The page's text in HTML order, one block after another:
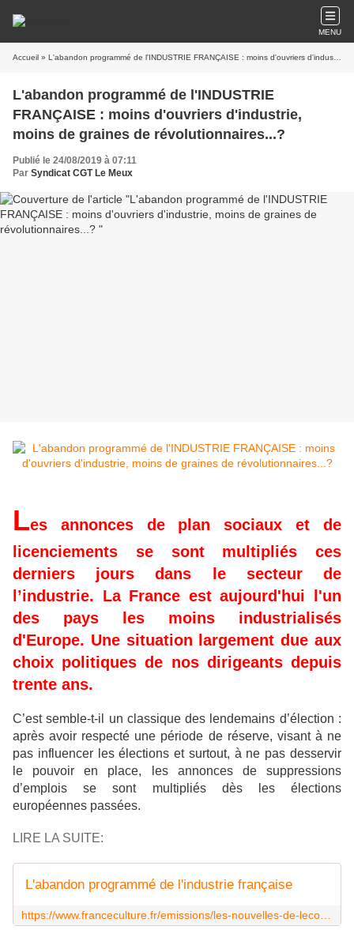
MENU
Accueil » L'abandon programmé de l'INDUSTRIE FRANÇAISE : moins d'ouvriers d'industrie, moins de graines de révolutionnaires...?
L'abandon programmé de l'INDUSTRIE
FRANÇAISE : moins d'ouvriers d'industrie,
moins de graines de révolutionnaires...?
Publié le 24/08/2019 à 07:11
Par Syndicat CGT Le Meux
Les annonces de plan sociaux et de
licenciements se sont multipliés ces
derniers jours dans le secteur de
l’industrie. La France est aujourd'hui l'un
des pays les moins industrialisés
d'Europe. Une situation largement due aux
choix politiques de nos dirigeants depuis
trente ans.
C’est semble-t-il un classique des lendemains d’élection :
après avoir respecté une période de réserve, visant à ne
pas influencer les élections et surtout, à ne pas desservir
le pouvoir en place, les annonces de suppressions
d’emplois se sont multipliés dès les élections
européennes passées.
LIRE LA SUITE:
L'abandon programmé de l'industrie française